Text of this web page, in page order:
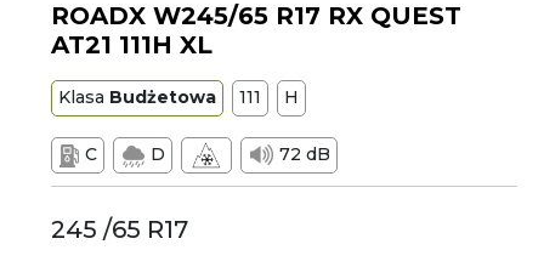
ROADX W245/65 R17 RX QUEST
AT21 111H XL
Klasa Budżetowa 111 H
C D 72 dB
245 /65 R17